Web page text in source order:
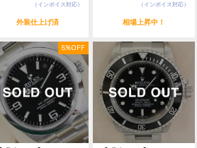
（インボイス対応）
外装仕上げ済
（インボイス対応）
相場上昇中！
5%OFF